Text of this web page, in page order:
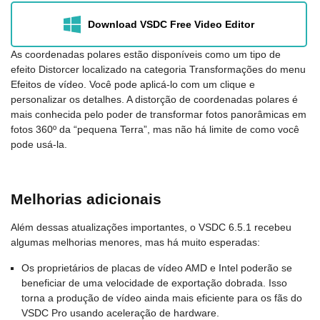
Download VSDC Free Video Editor
As coordenadas polares estão disponíveis como um tipo de
efeito Distorcer localizado na categoria Transformações do menu
Efeitos de vídeo. Você pode aplicá-lo com um clique e
personalizar os detalhes. A distorção de coordenadas polares é
mais conhecida pelo poder de transformar fotos panorâmicas em
fotos 360º da “pequena Terra”, mas não há limite de como você
pode usá-la.
Melhorias adicionais
Além dessas atualizações importantes, o VSDC 6.5.1 recebeu
algumas melhorias menores, mas há muito esperadas:
Os proprietários de placas de vídeo AMD e Intel poderão se
beneficiar de uma velocidade de exportação dobrada. Isso
torna a produção de vídeo ainda mais eficiente para os fãs do
VSDC Pro usando aceleração de hardware.